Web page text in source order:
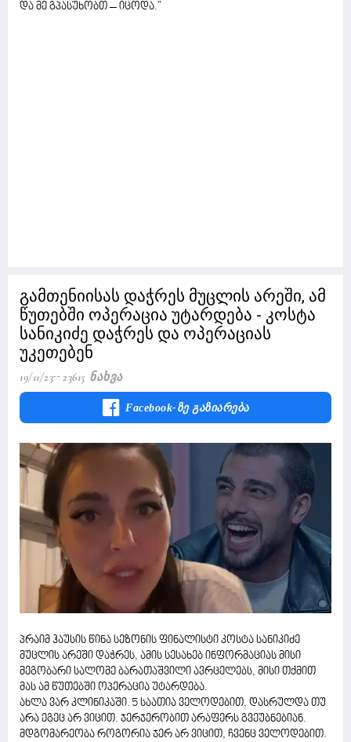
და მე გპასუხობთ – იცოდა."
გამთენიისას დაჭრეს მუცლის არეში, ამ
წუთებში ოპერაცია უტარდება - კოსტა
სანიკიძე დაჭრეს და ოპერაციას
უკეთებენ
19/11/23 23615 Ნახვა
Facebook-Ზე Გაზიარება
პრაიმ ჰაუსის წინა სეზონის ფინალისტი კოსტა სანიკიძე
მუცლის არეში დაჭრეს, ამის სესახებ ინფორმაციას მისი
მეგობარი სალომე ბარათაშვილი ავრცელებს, მისი თქმით
მას ამ წუთებში ოპერაცია უტარდება.
ახლა ვარ კლინიკაში. 5 საათია ველოდებით, დასრულდა თუ
არა ეგეც არ ვიცით. ჯერჯერობით არაფერს გვეუბნებიან.
მდგომარეობა როგორია ჯერ არ ვიცით, ჩვენც ველოდებით.